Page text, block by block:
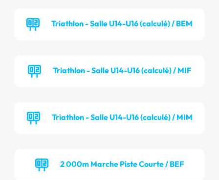
Triathlon - Salle U14-U16 (calculé) / BEM
Triathlon - Salle U14-U16 (calculé) / MIF
Triathlon - Salle U14-U16 (calculé) / MIM
2 000m Marche Piste Courte / BEF